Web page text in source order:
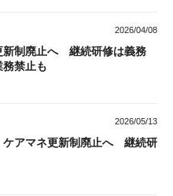
2026/04/08
新制廃止へ 継続研修は義務
禁止も
2026/05/13
アマネ更新制廃止へ 継続研